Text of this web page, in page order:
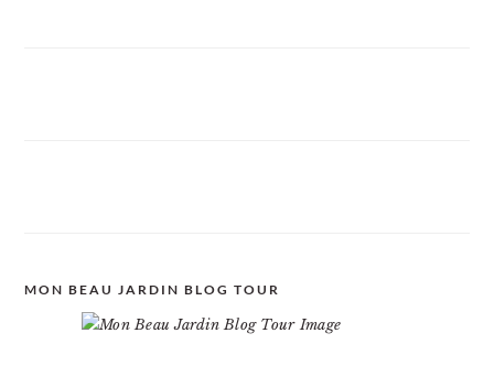
MON BEAU JARDIN BLOG TOUR